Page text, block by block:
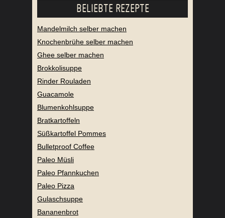
BELIEBTE REZEPTE
Mandelmilch selber machen
Knochenbrühe selber machen
Ghee selber machen
Brokkolisuppe
Rinder Rouladen
Guacamole
Blumenkohlsuppe
Bratkartoffeln
Süßkartoffel Pommes
Bulletproof Coffee
Paleo Müsli
Paleo Pfannkuchen
Paleo Pizza
Gulaschsuppe
Bananenbrot